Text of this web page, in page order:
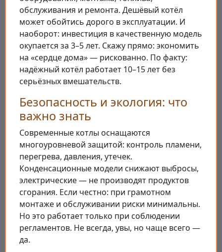
обслуживания и ремонта. Дешёвый котёл
может обойтись дорого в эксплуатации. И
наоборот: инвестиция в качественную модель
окупается за 3–5 лет. Скажу прямо: экономить
на «сердце дома» — рискованно. По факту:
надёжный котёл работает 10–15 лет без
серьёзных вмешательств.
Безопасность и экология: что
важно знать
Современные котлы оснащаются
многоуровневой защитой: контроль пламени,
перегрева, давления, утечек.
Конденсационные модели снижают выбросы,
электрические — не производят продуктов
сгорания. Если честно: при грамотном
монтаже и обслуживании риски минимальны.
Но это работает только при соблюдении
регламентов. Не всегда, увы, но чаще всего —
да.